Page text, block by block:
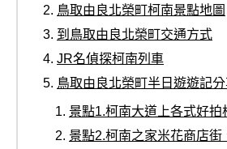
鳥取由良北榮町柯南景點地圖
到鳥取由良北榮町交通方式
JR名偵探柯南列車
鳥取由良北榮町半日遊遊記
景點1.柯南大道上各式好拍
景點2.柯南之家米花商店